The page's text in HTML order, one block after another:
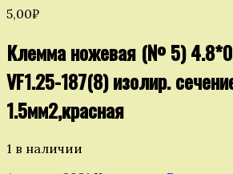
5,00₽
Клемма ножевая (№ 5)
VF1.25-187(8) изолир.
1.5мм2,красная
1 в наличии